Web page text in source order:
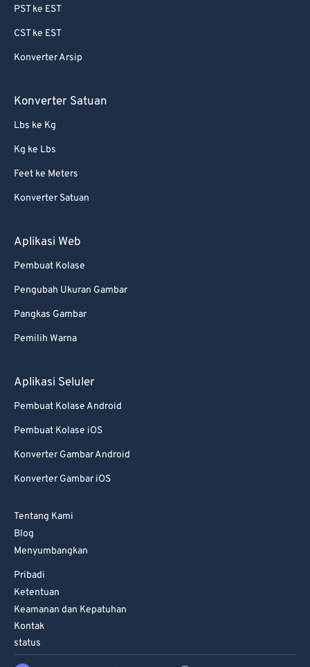
PST ke EST
CST ke EST
Konverter Arsip
Konverter Satuan
Lbs ke Kg
Kg ke Lbs
Feet ke Meters
Konverter Satuan
Aplikasi Web
Pembuat Kolase
Pengubah Ukuran Gambar
Pangkas Gambar
Pemilih Warna
Aplikasi Seluler
Pembuat Kolase Android
Pembuat Kolase iOS
Konverter Gambar Android
Konverter Gambar iOS
Tentang Kami
Blog
Menyumbangkan
Pribadi
Ketentuan
Keamanan dan Kepatuhan
Kontak
status